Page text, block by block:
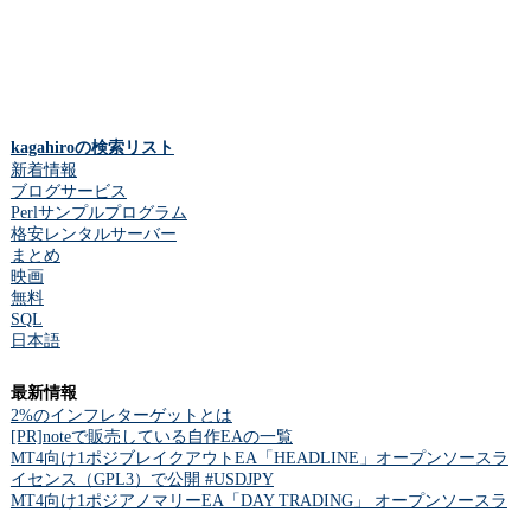
kagahiroの検索リスト
新着情報
ブログサービス
Perlサンプルプログラム
格安レンタルサーバー
まとめ
映画
無料
SQL
日本語
最新情報
2%のインフレターゲットとは
[PR]noteで販売している自作EAの一覧
MT4向け1ポジブレイクアウトEA「HEADLINE」オープンソースラ
イセンス（GPL3）で公開 #USDJPY
MT4向け1ポジアノマリーEA「DAY TRADING」 オープンソースラ